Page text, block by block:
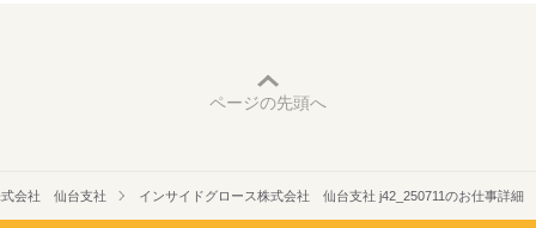
ページの先頭へ
式会社 仙台支社 インサイドグロース株式会社 仙台支社 j42_250711のお仕事詳細